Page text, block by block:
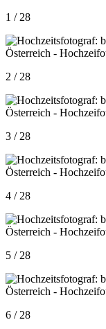
1 / 28
2 / 28
3 / 28
4 / 28
5 / 28
6 / 28